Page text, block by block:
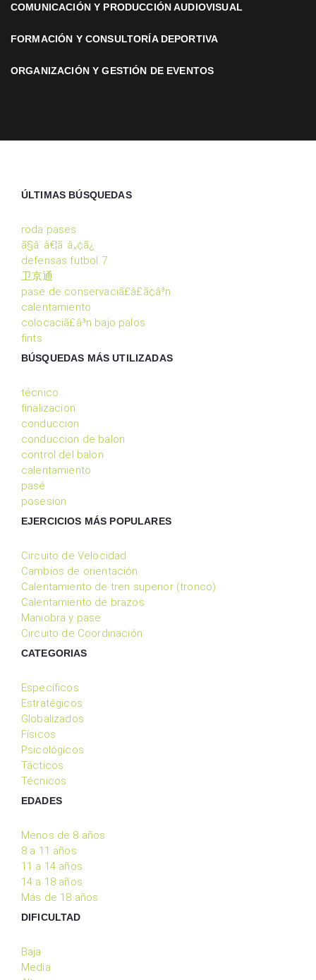
COMUNICACIÓN Y PRODUCCIÓN AUDIOVISUAL
FORMACIÓN Y CONSULTORÍA DEPORTIVA
ORGANIZACIÓN Y GESTIÓN DE EVENTOS
ÚLTIMAS BÚSQUEDAS
roda pases
ã§â¨â€¦ã¨â„¢ã¿
defensas futbol 7
卫京通
pase de conservaciã£â£ã¢â³n
calentamiento
colocaciã£â³n bajo palos
fints
BÚSQUEDAS MÁS UTILIZADAS
técnico
finalizacion
conduccion
conduccion de balon
control del balon
calentamiento
pasé
posesion
EJERCICIOS MÁS POPULARES
Circuito de Velocidad
Cambios de orientación
Calentamiento de tren superior (tronco)
Calentamiento de brazos
Maniobra y pase
Circuito de Coordinación
CATEGORIAS
Específicos
Estratégicos
Globalizados
Físicos
Psicológicos
Tácticos
Técnicos
EDADES
Menos de 8 años
8 a 11 años
11 a 14 años
14 a 18 años
Más de 18 años
DIFICULTAD
Baja
Media